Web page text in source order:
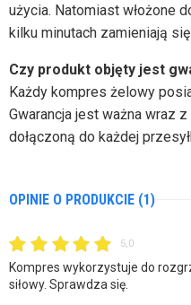
użycia. Natomiast włożone
kilku minutach zamieniają
Czy produkt objęty jest
Każdy kompres żelowy
Gwarancja jest ważna wraz
dołączoną do każdej
OPINIE O PRODUKCIE (1)
5,0
Kompres wykorzystuje do
siłowy. Sprawdza się.